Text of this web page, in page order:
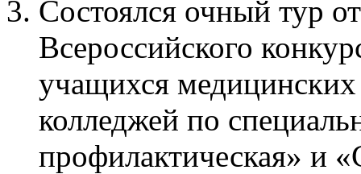
Состоялся очный тур
Всероссийского
учащихся
колледжей по
профилактическая» и